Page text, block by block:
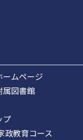
ームページ
属図書館
プ
政教育コース